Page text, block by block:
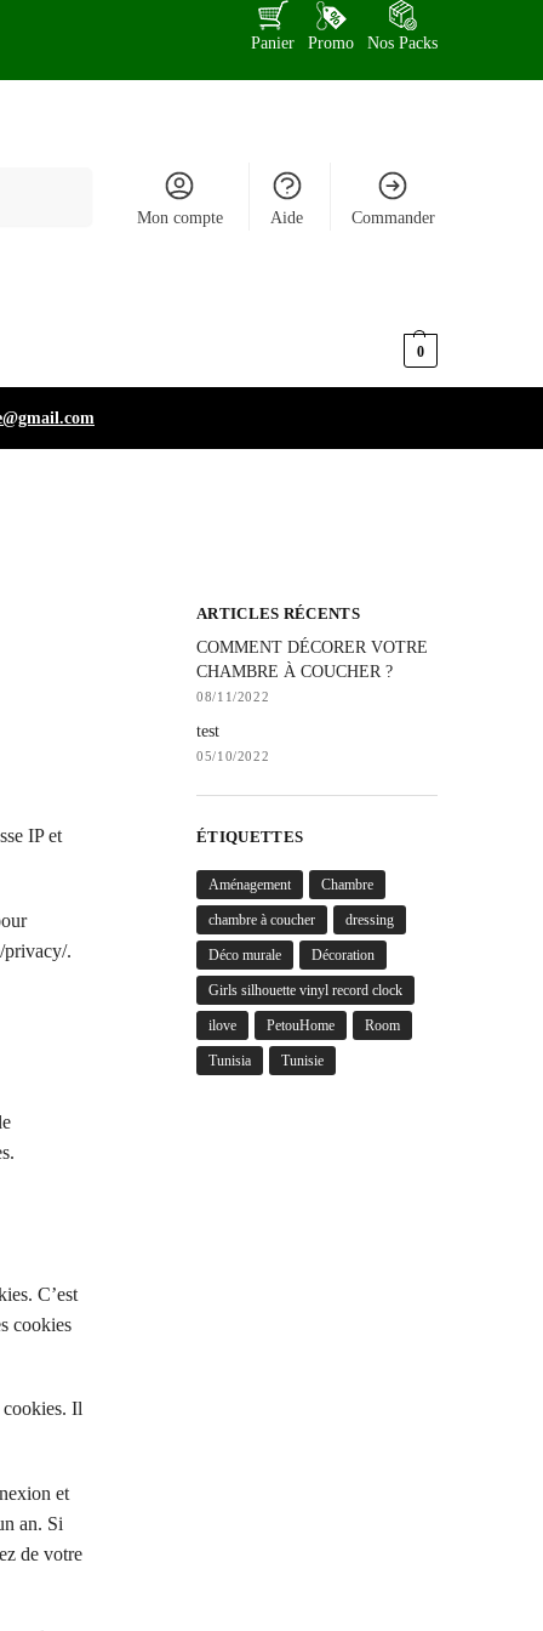
Panier Promo Nos Packs
Mon compte Aide Commander
0
IP et
privacy/.
C’est
cookies
cookies. Il
et
an. Si
de votre
ARTICLES RÉCENTS
COMMENT DÉCORER VOTRE
CHAMBRE À COUCHER ?
08/11/2022
test
05/10/2022
ÉTIQUETTES
Aménagement Chambre
chambre à coucher dressing
Déco murale Décoration
Girls silhouette vinyl record clock
ilove PetouHome Room
Tunisia Tunisie